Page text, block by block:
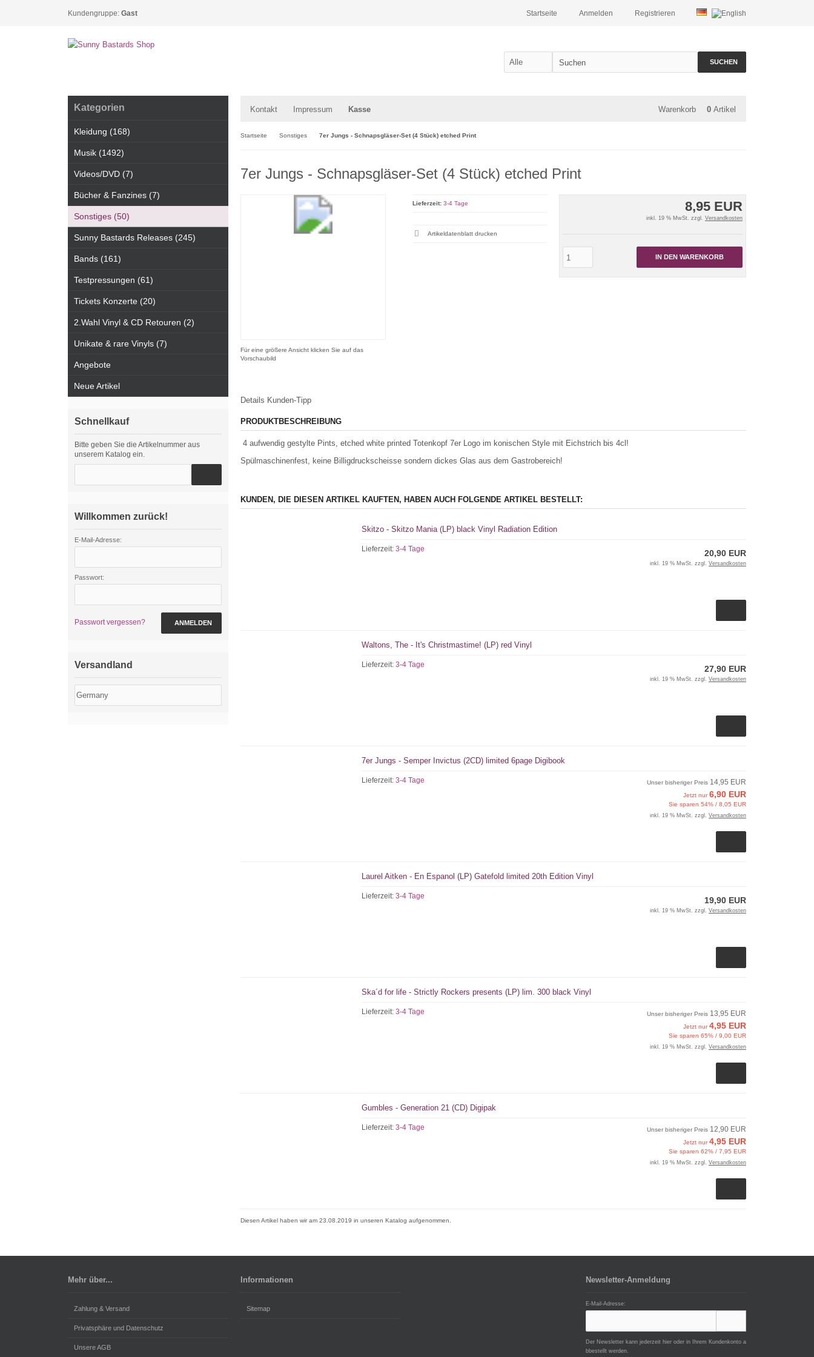
Kundengruppe: Gast Registrieren
Anmelden
Startseite
SUCHEN
Kontakt Impressum Kasse Warenkorb 0 Artikel
Startseite Sonstiges 7er Jungs - Schnapsgläser-Set (4 Stück) etched Print
7er Jungs - Schnapsgläser-Set (4 Stück) etched Print
Für eine größere Ansicht klicken Sie auf das
Vorschaubild
8,95 EUR
inkl. 19 % MwSt. zzgl. Versandkosten
IN DEN WARENKORB
Lieferzeit: 3-4 Tage
Artikeldatenblatt drucken
Details Kunden-Tipp
PRODUKTBESCHREIBUNG
4 aufwendig gestylte Pints, etched white printed Totenkopf 7er Logo im konischen Style mit Eichstrich bis 4cl!
Spülmaschinenfest, keine Billigdruckscheisse sondern dickes Glas aus dem Gastrobereich!
KUNDEN, DIE DIESEN ARTIKEL KAUFTEN, HABEN AUCH FOLGENDE ARTIKEL BESTELLT:
Skitzo - Skitzo Mania (LP) black Vinyl Radiation Edition
Lieferzeit:3-4 Tage 20,90 EUR
inkl. 19 % MwSt. zzgl. Versandkosten
Waltons, The - It's Christmastime! (LP) red Vinyl
Lieferzeit:3-4 Tage 27,90 EUR
inkl. 19 % MwSt. zzgl. Versandkosten
7er Jungs - Semper Invictus (2CD) limited 6page Digibook
Lieferzeit:3-4 Tage Unser bisheriger Preis 14,95 EUR
Jetzt nur6,90 EUR
Sie sparen 54% / 8,05 EUR
inkl. 19 % MwSt. zzgl. Versandkosten
Laurel Aitken - En Espanol (LP) Gatefold limited 20th Edition Vinyl
Lieferzeit:3-4 Tage 19,90 EUR
inkl. 19 % MwSt. zzgl. Versandkosten
Ska´d for life - Strictly Rockers presents (LP) lim. 300 black Vinyl
Lieferzeit:3-4 Tage Unser bisheriger Preis 13,95 EUR
Jetzt nur4,95 EUR
Sie sparen 65% / 9,00 EUR
inkl. 19 % MwSt. zzgl. Versandkosten
Gumbles - Generation 21 (CD) Digipak
Lieferzeit:3-4 Tage Unser bisheriger Preis 12,90 EUR
Jetzt nur4,95 EUR
Sie sparen 62% / 7,95 EUR
inkl. 19 % MwSt. zzgl. Versandkosten
Diesen Artikel haben wir am 23.08.2019 in unseren Katalog aufgenommen.
Kategorien
Kleidung (168)
Musik (1492)
Videos/DVD (7)
Bücher & Fanzines (7)
Sonstiges (50)
Sunny Bastards Releases (245)
Bands (161)
Testpressungen (61)
Tickets Konzerte (20)
2.Wahl Vinyl & CD Retouren (2)
Unikate & rare Vinyls (7)
Angebote
Neue Artikel
Schnellkauf
Bitte geben Sie die Artikelnummer aus
unserem Katalog ein.
Willkommen zurück!
E-Mail-Adresse:
Passwort:
Passwort vergessen? ANMELDEN
Versandland
Mehr über...
Zahlung & Versand
Privatsphäre und Datenschutz
Unsere AGB
Informationen
Sitemap
Newsletter-Anmeldung
E-Mail-Adresse:
Der Newsletter kann jederzeit hier oder in Ihrem Kundenkonto a
bbestellt werden.